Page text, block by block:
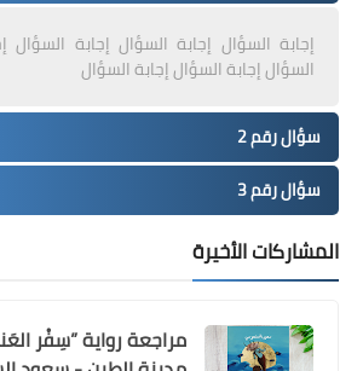
إجابة السؤال إجابة السؤال إجابة السؤال
السؤال إجابة السؤال إجابة السؤال
سؤال رقم 2
سؤال رقم 3
المشاركات الأخيرة
مراجعة رواية ”سِفْر